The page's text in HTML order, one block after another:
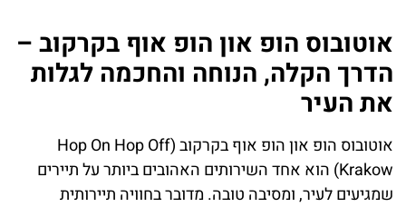
אוטובוס הופ און הופ אוף בקרקוב –
הדרך הקלה, הנוחה והחכמה לגלות
את העיר
אוטובוס הופ און הופ אוף בקרקוב (Hop On Hop Off
Krakow) הוא אחד השירותים האהובים ביותר על תיירים
שמגיעים לעיר, ומסיבה טובה. מדובר בחוויה תיירותית